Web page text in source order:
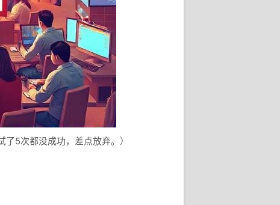
5次都没成功，差点放弃。）